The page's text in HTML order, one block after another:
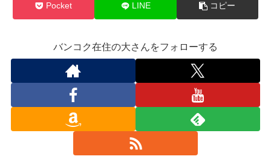
Pocket LINE コピー
バンコク在住の大さんをフォローする